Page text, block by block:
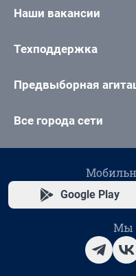
Наши вакансии
Техподдержка
Предвыборная
Все города сети
Google Play
Мы